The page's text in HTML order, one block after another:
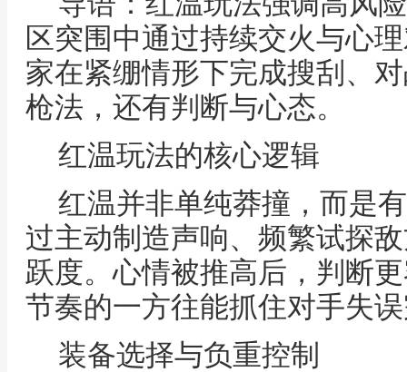
区突围中通过持续交火与心
家在紧绷情形下完成搜刮、
枪法，还有判断与心态。
红温玩法的核心逻辑
红温并非单纯莽撞，而是
过主动制造声响、频繁试探
跃度。心情被推高后，判断
节奏的一方往能抓住对手失
装备选择与负重控制